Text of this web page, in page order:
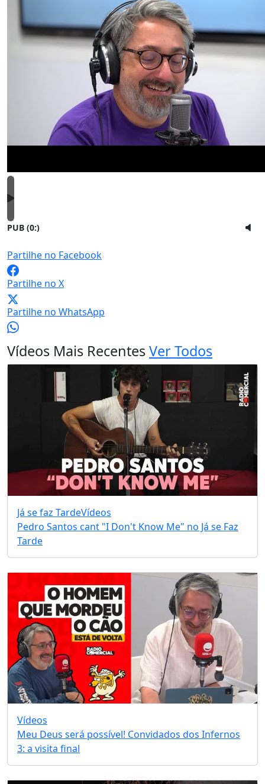
PUB (0:)
Partilhe no Facebook
Partilhe no X
Partilhe no WhatsApp
Vídeos Mais RecentesVer Todos
Já se faz TardeVídeos
Pedro Santos cant "I Don't Know Me" no Já se Faz
Tarde
Vídeos
Meu Deus será possível! Convidados dos Infernos
3: a visita final